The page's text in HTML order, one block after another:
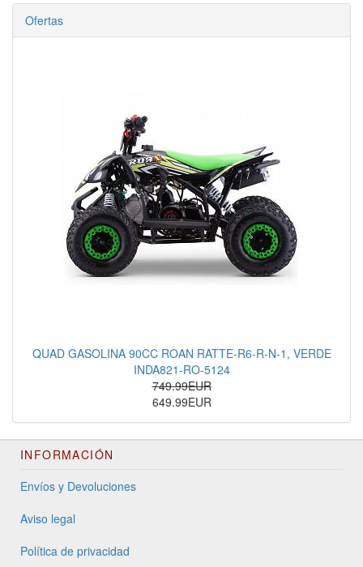
Ofertas
QUAD GASOLINA 90CC ROAN RATTE-R6-R-N-1, VERDE
INDA821-RO-5124
749.99EUR
649.99EUR
INFORMACIÓN
Envíos y Devoluciones
Aviso legal
Política de privacidad